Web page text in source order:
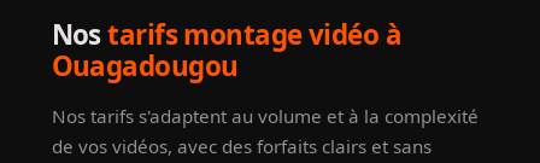
Nostarifs montage vidéo à
Ouagadougou
Nos tarifs s'adaptent au volume et à la complexité
de vos vidéos, avec des forfaits clairs et sans